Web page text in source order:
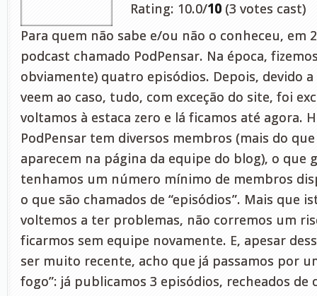
Rating: 10.0/10 (3 votes cast)
Para quem não sabe e/ou não o conheceu, em
podcast chamado PodPensar. Na época,
obviamente) quatro episódios. Depois, devido a
veem ao caso, tudo, com exceção do site, foi
voltamos à estaca zero e lá ficamos até agora.
PodPensar tem diversos membros (mais do
aparecem na página da equipe do blog), o que
tenhamos um número mínimo de membros
o que são chamados de “episódios”. Mais que
voltemos a ter problemas, não corremos um
ficarmos sem equipe novamente. E, apesar
ser muito recente, acho que já passamos por
fogo”: já publicamos 3 episódios, recheados